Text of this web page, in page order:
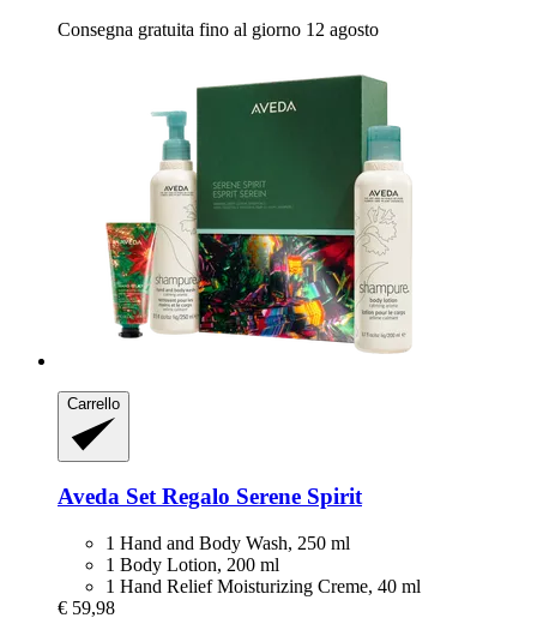
Consegna gratuita fino al giorno 12 agosto
Carrello
Aveda Set Regalo Serene Spirit
1 Hand and Body Wash, 250 ml
1 Body Lotion, 200 ml
1 Hand Relief Moisturizing Creme, 40 ml
€ 59,98